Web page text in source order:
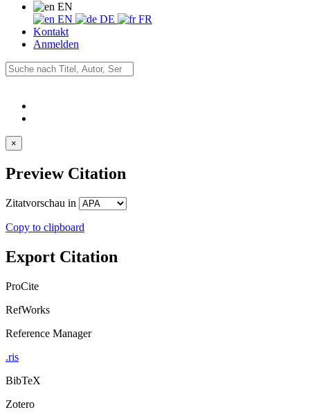
EN
EN
DE
FR
Kontakt
Anmelden
×
Preview Citation
Zitatvorschau in
Copy to clipboard
Export Citation
ProCite
RefWorks
Reference Manager
.ris
BibTeX
Zotero